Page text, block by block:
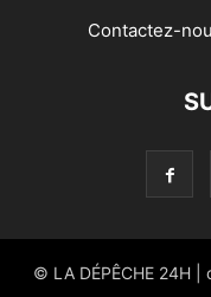
Contactez-
© LA DÉPÊCHE 24H |